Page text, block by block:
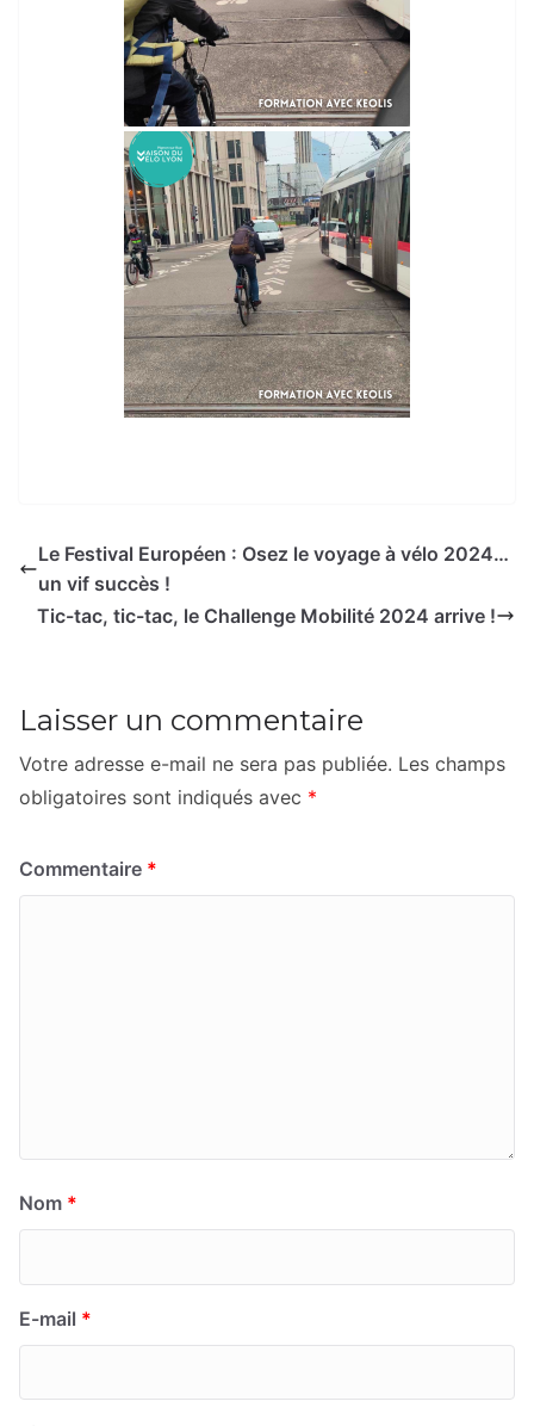
Le Festival Européen : Osez le voyage à vélo 2024…
un vif succès !
Tic-tac, tic-tac, le Challenge Mobilité 2024 arrive !
Laisser un commentaire
Votre adresse e-mail ne sera pas publiée. Les champs
obligatoires sont indiqués avec *
Commentaire *
Nom *
E-mail *